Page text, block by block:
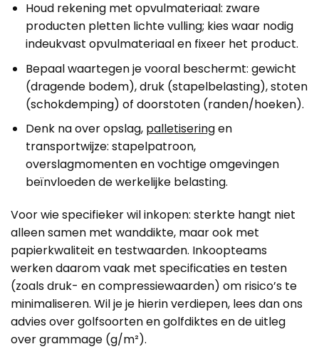
Houd rekening met opvulmateriaal: zware
producten pletten lichte vulling; kies waar nodig
indeukvast opvulmateriaal en fixeer het product.
Bepaal waartegen je vooral beschermt: gewicht
(dragende bodem), druk (stapelbelasting), stoten
(schokdemping) of doorstoten (randen/hoeken).
Denk na over opslag, palletiseringen
transportwijze: stapelpatroon,
overslagmomenten en vochtige omgevingen
beïnvloeden de werkelijke belasting.
Voor wie specifieker wil inkopen: sterkte hangt niet
alleen samen met wanddikte, maar ook met
papierkwaliteit en testwaarden. Inkoopteams
werken daarom vaak met specificaties en testen
(zoals druk- en compressiewaarden) om risico’s te
minimaliseren. Wil je je hierin verdiepen, lees dan ons
advies overgolfsoorten en golfdiktesen de uitleg
overgrammage (g/m²).